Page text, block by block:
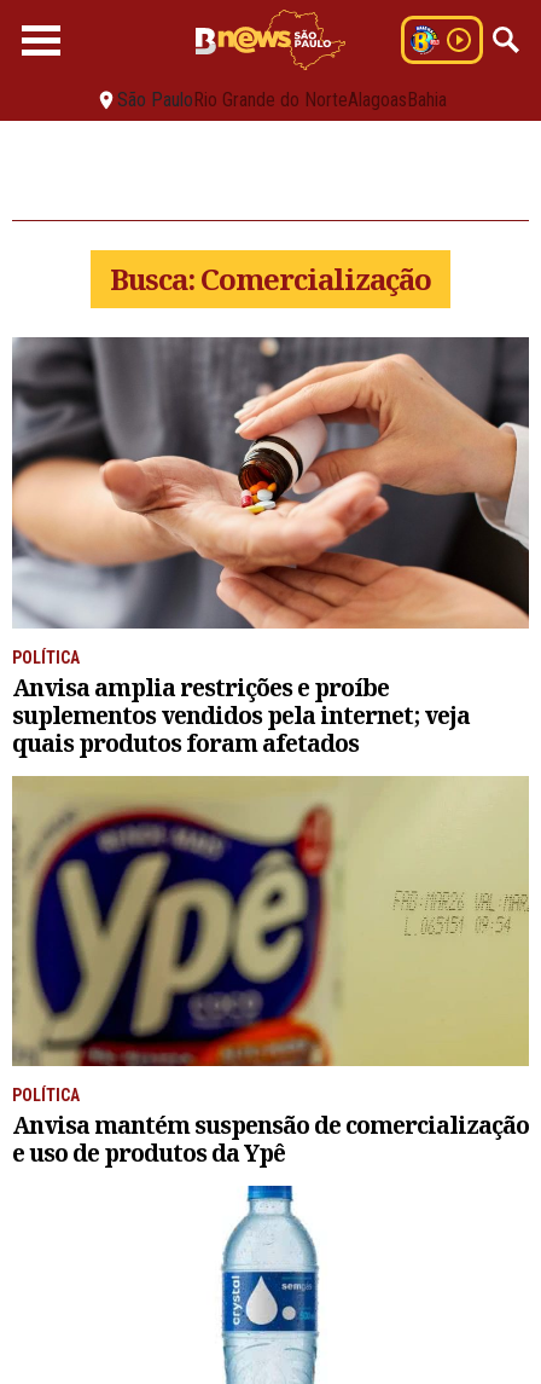
São PauloRio Grande do NorteAlagoasBahia
Busca: Comercialização
POLÍTICA
Anvisa amplia restrições e proíbe
suplementos vendidos pela internet; veja
quais produtos foram afetados
POLÍTICA
Anvisa mantém suspensão de comercialização
e uso de produtos da Ypê